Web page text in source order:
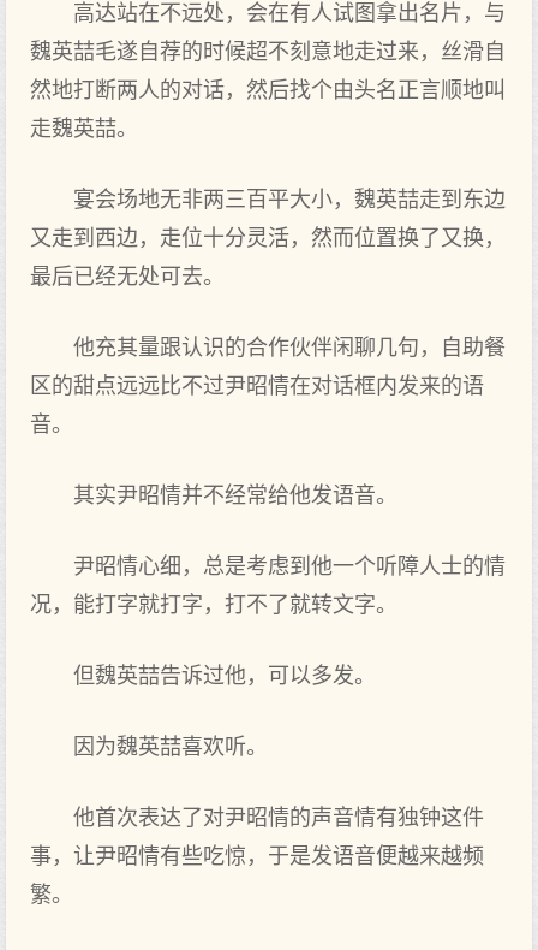
高达站在不远处，会在有人试图拿出名片，与
魏英喆毛遂自荐的时候超不刻意地走过来，丝滑自
然地打断两人的对话，然后找个由头名正言顺地叫
走魏英喆。
宴会场地无非两三百平大小，魏英喆走到东边
又走到西边，走位十分灵活，然而位置换了又换，
最后已经无处可去。
他充其量跟认识的合作伙伴闲聊几句，自助餐
区的甜点远远比不过尹昭情在对话框内发来的语
音。
其实尹昭情并不经常给他发语音。
尹昭情心细，总是考虑到他一个听障人士的情
况，能打字就打字，打不了就转文字。
但魏英喆告诉过他，可以多发。
因为魏英喆喜欢听。
他首次表达了对尹昭情的声音情有独钟这件
事，让尹昭情有些吃惊，于是发语音便越来越频
繁。